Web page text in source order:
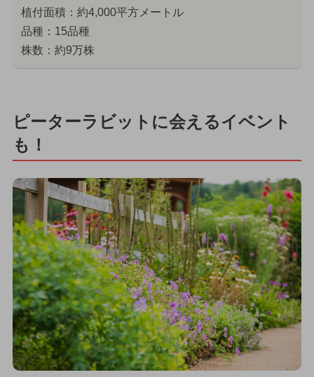
植付面積：約4,000平方メートル
品種：15品種
株数：約9万株
ピーターラビットに会えるイベント
も！